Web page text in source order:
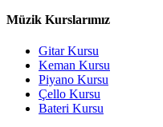
Müzik Kurslarımız
Gitar Kursu
Keman Kursu
Piyano Kursu
Çello Kursu
Bateri Kursu